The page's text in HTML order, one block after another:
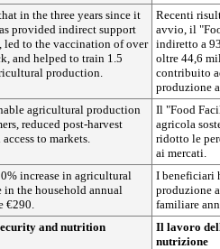
in the three years since it
provided indirect support
to the vaccination of over
and helped to train 1.5
production.
Recenti
avvio, il
indiretto a
oltre 44,6
contribuito
produzione
agricultural production
reduced post-harvest
to markets.
Il "Food
agricola
ridotto le
ai mercati.
increase in agricultural
in the household annual
€290.
I beneficiari
produzione
familiare
and nutrition
Il lavoro
nutrizione